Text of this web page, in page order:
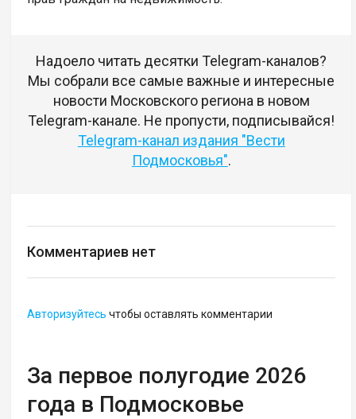
Надоело читать десятки Telegram-каналов?
Мы собрали все самые важные и интересные
новости Московского региона в новом
Telegram-канале. Не пропусти, подписывайся!
Telegram-канал издания "Вести
Подмосковья".
Комментариев нет
Авторизуйтесь чтобы оставлять комментарии
За первое полугодие 2026
года в Подмосковье